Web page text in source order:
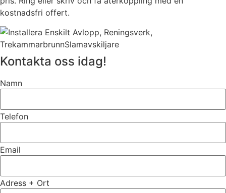
kostnadsfri offert.
Kontakta oss idag!
Namn
Telefon
Email
Adress + Ort